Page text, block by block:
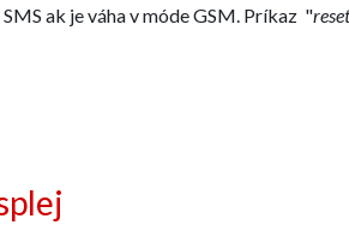
ak je váha v móde GSM. Príkaz "